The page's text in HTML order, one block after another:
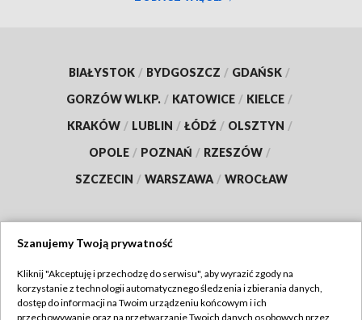
BIAŁYSTOK / BYDGOSZCZ / GDAŃSK /
GORZÓW WLKP. / KATOWICE / KIELCE /
KRAKÓW / LUBLIN / ŁÓDŹ / OLSZTYN /
OPOLE / POZNAŃ / RZESZÓW /
SZCZECIN / WARSZAWA / WROCŁAW
TVP
Szanujemy Twoją prywatność
Kliknij "Akceptuję i przechodzę do serwisu", aby wyrazić zgody na
korzystanie z technologii automatycznego śledzenia i zbierania danych,
dostęp do informacji na Twoim urządzeniu końcowym i ich
przechowywanie oraz na przetwarzanie Twoich danych osobowych przez